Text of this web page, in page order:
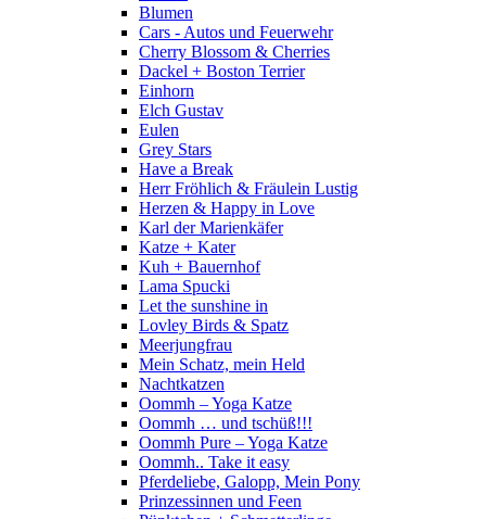
Blumen
Cars - Autos und Feuerwehr
Cherry Blossom & Cherries
Dackel + Boston Terrier
Einhorn
Elch Gustav
Eulen
Grey Stars
Have a Break
Herr Fröhlich & Fräulein Lustig
Herzen & Happy in Love
Karl der Marienkäfer
Katze + Kater
Kuh + Bauernhof
Lama Spucki
Let the sunshine in
Lovley Birds & Spatz
Meerjungfrau
Mein Schatz, mein Held
Nachtkatzen
Oommh – Yoga Katze
Oommh … und tschüß!!!
Oommh Pure – Yoga Katze
Oommh.. Take it easy
Pferdeliebe, Galopp, Mein Pony
Prinzessinnen und Feen